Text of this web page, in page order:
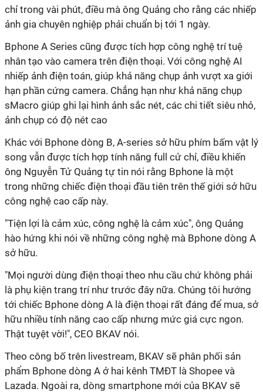
chỉ trong vài phút, điều mà ông Quảng cho rằng các nhiếp
ảnh gia chuyên nghiệp phải chuẩn bị tới 1 ngày.
Bphone A Series cũng được tích hợp công nghệ trí tuệ
nhân tạo vào camera trên điện thoại. Với công nghệ AI
nhiếp ảnh điện toán, giúp khả năng chụp ảnh vượt xa giới
hạn phần cứng camera. Chẳng hạn như khả năng chụp
sMacro giúp ghi lại hình ảnh sắc nét, các chi tiết siêu nhỏ,
ảnh chụp có độ nét cao
Khác với Bphone dòng B, A-series sở hữu phím bấm vật lý
song vẫn được tích hợp tính năng full cử chỉ, điều khiến
ông Nguyễn Tử Quảng tự tin nói rằng Bphone là một
trong những chiếc điện thoại đầu tiên trên thế giới sở hữu
công nghệ cao cấp này.
"Tiện lợi là cảm xúc, công nghệ là cảm xúc", ông Quảng
hào hứng khi nói về những công nghệ mà Bphone dòng A
sở hữu.
"Mọi người dùng điện thoại theo nhu cầu chứ không phải
là phụ kiện trang trí như trước đây nữa. Chúng tôi hướng
tới chiếc Bphone dòng A là điện thoại rất đáng để mua, sở
hữu nhiều tính năng cao cấp nhưng mức giá cực ngon.
Thật tuyệt vời!", CEO BKAV nói.
Theo công bố trên livestream, BKAV sẽ phân phối sản
phẩm Bphone dòng A ở hai kênh TMĐT là Shopee và
Lazada. Ngoài ra, dòng smartphone mới của BKAV sẽ